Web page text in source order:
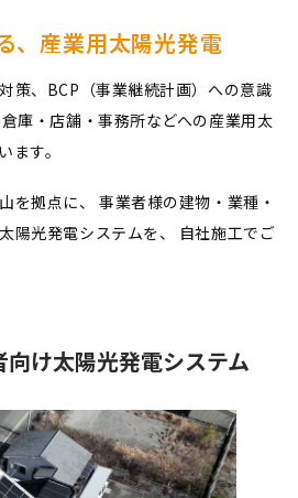
、産業用太陽光発電
策、BCP（事業継続計画）への意識
庫・店舗・事務所などへの産業用太
ます。
を拠点に、
事業者様の建物・業種・
陽光発電システムを、
自社施工でご
け太陽光発電システム